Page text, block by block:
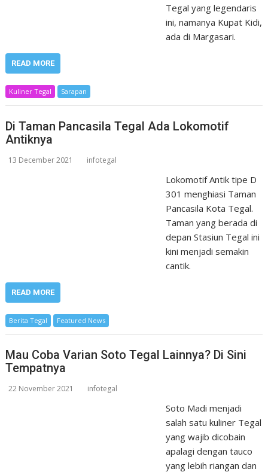
Tegal yang legendaris
ini, namanya Kupat Kidi,
ada di Margasari.
READ MORE
Kuliner Tegal Sarapan
Di Taman Pancasila Tegal Ada Lokomotif
Antiknya
13 December 2021 infotegal
Lokomotif Antik tipe D
301 menghiasi Taman
Pancasila Kota Tegal.
Taman yang berada di
depan Stasiun Tegal ini
kini menjadi semakin
cantik.
READ MORE
Berita Tegal Featured News
Mau Coba Varian Soto Tegal Lainnya? Di Sini
Tempatnya
22 November 2021 infotegal
Soto Madi menjadi
salah satu kuliner Tegal
yang wajib dicobain
apalagi dengan tauco
yang lebih riangan dan